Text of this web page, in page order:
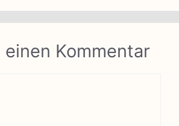
Kommentar